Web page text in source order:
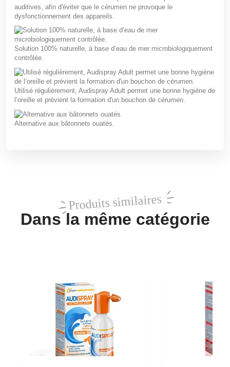
auditives, afin d'éviter que le cérumen ne provoque le
dysfonctionnement des appareils.
Solution 100% naturelle, à base d’eau de mer microbiologiquement
contrôlée.
Utilisé régulièrement, Audispray Adult permet une bonne hygiène de
l’oreille et prévient la formation d'un bouchon de cérumen.
Alternative aux bâtonnets ouatés.
Produits similaires
Dans la même catégorie